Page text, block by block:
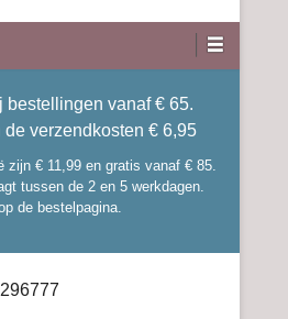
bestellingen vanaf € 65.
verzendkosten € 6,95
zijn € 11,99 en gratis vanaf € 85.
tussen de 2 en 5 werkdagen.
de bestelpagina.